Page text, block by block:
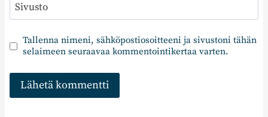
Sivusto
Tallenna nimeni, sähköpostiosoitteeni ja sivustoni tähän
selaimeen seuraavaa kommentointikertaa varten.